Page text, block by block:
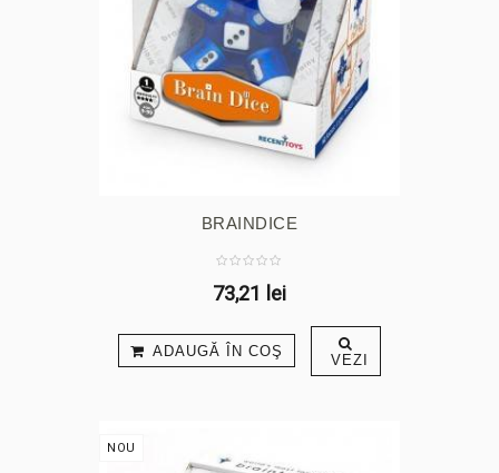
BRAINDICE
73,21 lei
ADAUGĂ ÎN COŞ VEZI
NOU